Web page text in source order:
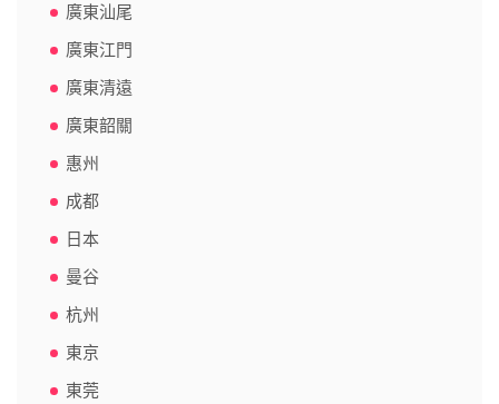
廣東汕尾
廣東江門
廣東清遠
廣東韶關
惠州
成都
日本
曼谷
杭州
東京
東莞